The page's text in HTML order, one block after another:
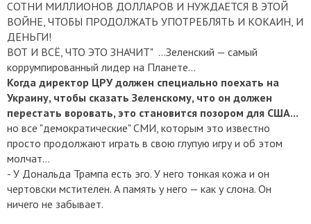
СОТНИ МИЛЛИОНОВ ДОЛЛАРОВ И НУЖДАЕТСЯ В ЭТОЙ
ВОЙНЕ, ЧТОБЫ ПРОДОЛЖАТЬ УПОТРЕБЛЯТЬ И КОКАИН, И
ДЕНЬГИ!
ВОТ И ВСЁ, ЧТО ЭТО ЗНАЧИТ" ...Зеленский — самый
коррумпированный лидер на Планете...
Когда директор ЦРУ должен специально поехать на
Украину, чтобы сказать Зеленскому, что он должен
перестать воровать, это становится позором для США...
но все "демократические" СМИ, которым это известно
просто продолжают играть в свою глупую игру и об этом
молчат...
- У Дональда Трампа есть эго. У него тонкая кожа и он
чертовски мстителен. А память у него — как у слона. Он
ничего не забывает.